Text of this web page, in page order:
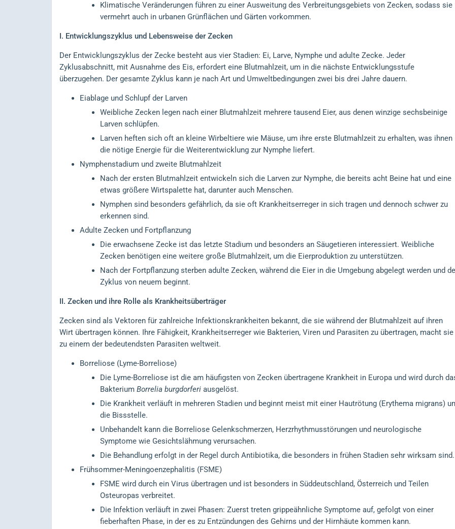
Klimatische Veränderungen führen zu einer Ausweitung des Verbreitungsgebiets von Zecken, sodass sie
vermehrt auch in urbanen Grünflächen und Gärten vorkommen.
I. Entwicklungszyklus und Lebensweise der Zecken
Der Entwicklungszyklus der Zecke besteht aus vier Stadien: Ei, Larve, Nymphe und adulte Zecke. Jeder
Zyklusabschnitt, mit Ausnahme des Eis, erfordert eine Blutmahlzeit, um in die nächste Entwicklungsstufe
überzugehen. Der gesamte Zyklus kann je nach Art und Umweltbedingungen zwei bis drei Jahre dauern.
Eiablage und Schlupf der Larven
Weibliche Zecken legen nach einer Blutmahlzeit mehrere tausend Eier, aus denen winzige sechsbeinige
Larven schlüpfen.
Larven heften sich oft an kleine Wirbeltiere wie Mäuse, um ihre erste Blutmahlzeit zu erhalten, was ihnen
die nötige Energie für die Weiterentwicklung zur Nymphe liefert.
Nymphenstadium und zweite Blutmahlzeit
Nach der ersten Blutmahlzeit entwickeln sich die Larven zur Nymphe, die bereits acht Beine hat und eine
etwas größere Wirtspalette hat, darunter auch Menschen.
Nymphen sind besonders gefährlich, da sie oft Krankheitserreger in sich tragen und dennoch schwer zu
erkennen sind.
Adulte Zecken und Fortpflanzung
Die erwachsene Zecke ist das letzte Stadium und besonders an Säugetieren interessiert. Weibliche
Zecken benötigen eine weitere große Blutmahlzeit, um die Eierproduktion zu unterstützen.
Nach der Fortpflanzung sterben adulte Zecken, während die Eier in die Umgebung abgelegt werden und
Zyklus von neuem beginnt.
II. Zecken und ihre Rolle als Krankheitsüberträger
Zecken sind als Vektoren für zahlreiche Infektionskrankheiten bekannt, die sie während der Blutmahlzeit auf ihren
Wirt übertragen können. Ihre Fähigkeit, Krankheitserreger wie Bakterien, Viren und Parasiten zu übertragen, macht sie
zu einem der bedeutendsten Parasiten weltweit.
Borreliose (Lyme-Borreliose)
Die Lyme-Borreliose ist die am häufigsten von Zecken übertragene Krankheit in Europa und wird durch
Bakterium Borrelia burgdorferi ausgelöst.
Die Krankheit verläuft in mehreren Stadien und beginnt meist mit einer Hautrötung (Erythema migrans)
die Bissstelle.
Unbehandelt kann die Borreliose Gelenkschmerzen, Herzrhythmusstörungen und neurologische
Symptome wie Gesichtslähmung verursachen.
Die Behandlung erfolgt in der Regel durch Antibiotika, die besonders in frühen Stadien sehr wirksam sind.
Frühsommer-Meningoenzephalitis (FSME)
FSME wird durch ein Virus übertragen und ist besonders in Süddeutschland, Österreich und Teilen
Osteuropas verbreitet.
Die Infektion verläuft in zwei Phasen: Zuerst treten grippeähnliche Symptome auf, gefolgt von einer
fieberhaften Phase, in der es zu Entzündungen des Gehirns und der Hirnhäute kommen kann.